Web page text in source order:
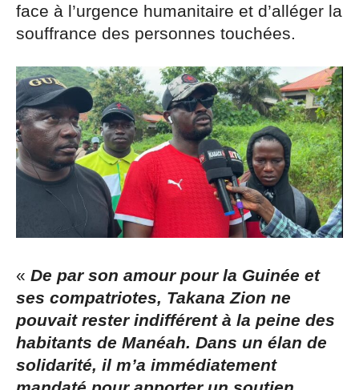
face à l’urgence humanitaire et d’alléger la
souffrance des personnes touchées.
« De par son amour pour la Guinée et
ses compatriotes, Takana Zion ne
pouvait rester indifférent à la peine des
habitants de Manéah. Dans un élan de
solidarité, il m’a immédiatement